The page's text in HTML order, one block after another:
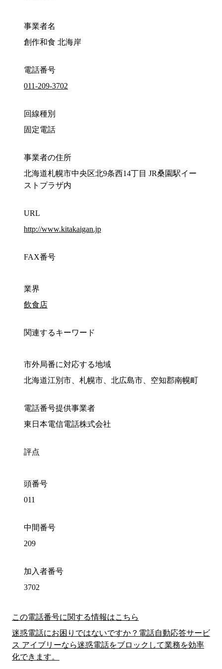
事業者名
創作和食 北海岸
電話番号
011-209-3702
回線種別
固定電話
事業者の住所
北海道札幌市中央区北9条西14丁目 JR桑園駅イー
ストプラザ内
URL
http://www.kitakaigan.jp
FAX番号
業界
飲食店
関連するキーワード
市外局番に対応する地域
北海道江別市、札幌市、北広島市、空知郡南幌町
電話番号提供事業者
東日本電信電話株式会社
評点
頭番号
011
中間番号
209
加入者番号
3702
この電話番号に関する情報はこちら
迷惑電話にお困りではないですか？電話自動応答サービ
ス アイブリーなら迷惑電話をブロックして業務を効率
化できます。